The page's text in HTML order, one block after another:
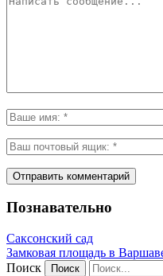
Познавательно
Саксонский сад
Замковая площадь в
Поиск